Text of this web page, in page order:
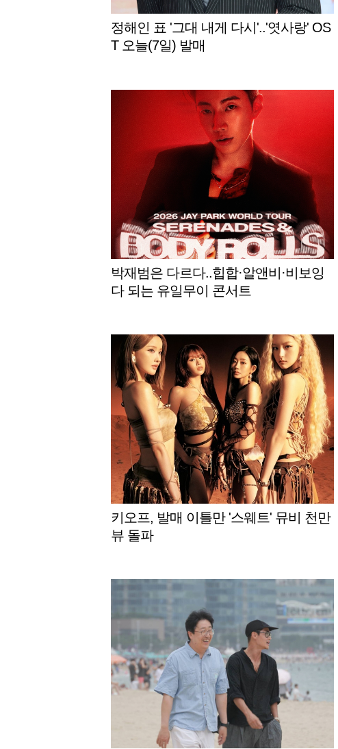
정해인 표 '그대 내게 다시'..'엿사랑' OS
T 오늘(7일) 발매
박재범은 다르다..힙합·알앤비·비보잉
다 되는 유일무이 콘서트
키오프, 발매 이틀만 '스웨트' 뮤비 천만
뷰 돌파